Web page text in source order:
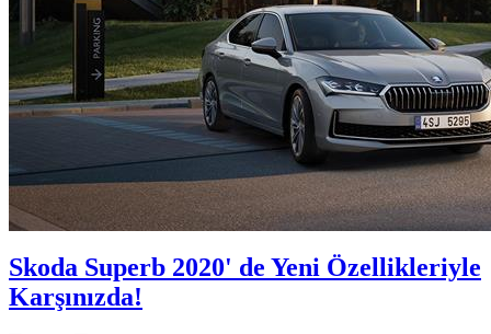
Skoda Superb 2020' de Yeni Özellikleriyle
Karşınızda!